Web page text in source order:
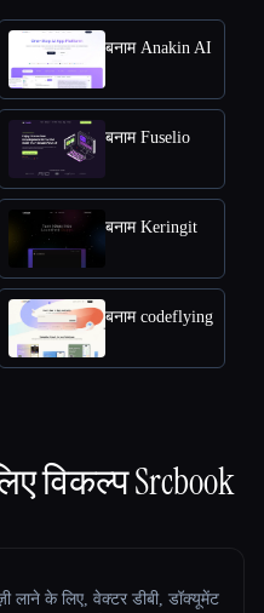
बनाम Anakin AI
बनाम Fuselio
बनाम Keringit
बनाम codeflying
विकल्पSrcbook
लाने के लिए, वेक्टर डीबी, डॉक्यूमेंट